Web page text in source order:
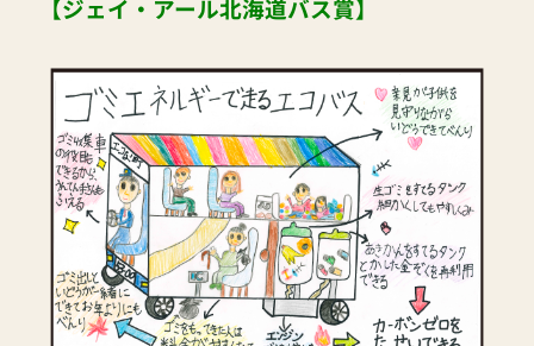
【ジェイ・アール北海道バス賞】